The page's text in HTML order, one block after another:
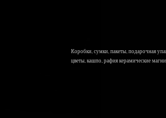
Коробки, сумки, пакеты, подарочная
цветы, кашпо, рафия керамические